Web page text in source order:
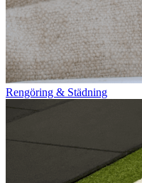
Rengöring & Städning